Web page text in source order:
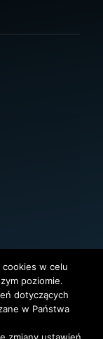
cookies w celu
poziomie.
dotyczących
w Państwa